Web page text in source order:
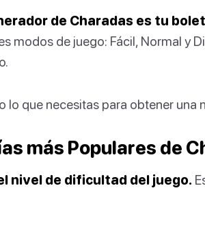
de Charadas es tu
modos de juego: Fácil, Normal y
lo que necesitas para obtener una
más Populares de
nivel de dificultad del juego.